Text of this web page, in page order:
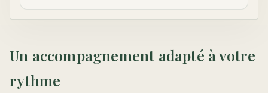
Un accompagnement adapté à votre
rythme